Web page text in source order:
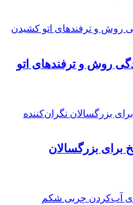
روش و ترفندهای اتو
برای بزرگسالان